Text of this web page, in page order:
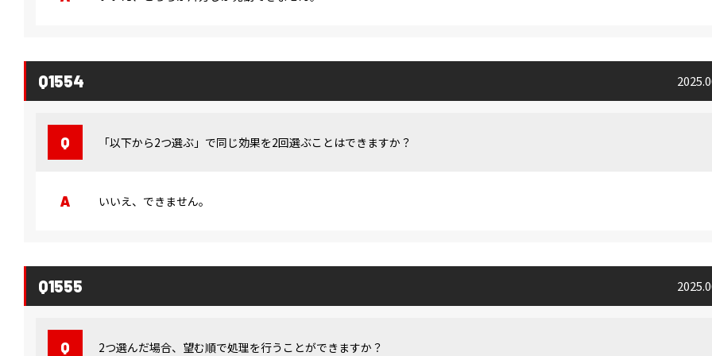
Q1554
「以下から2つ選ぶ」で同じ効果を2回選ぶことはできますか？
いいえ、できません。
Q1555
2つ選んだ場合、望む順で処理を行うことができますか？